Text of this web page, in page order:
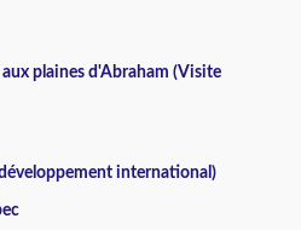
plaines d'Abraham (Visite
international)